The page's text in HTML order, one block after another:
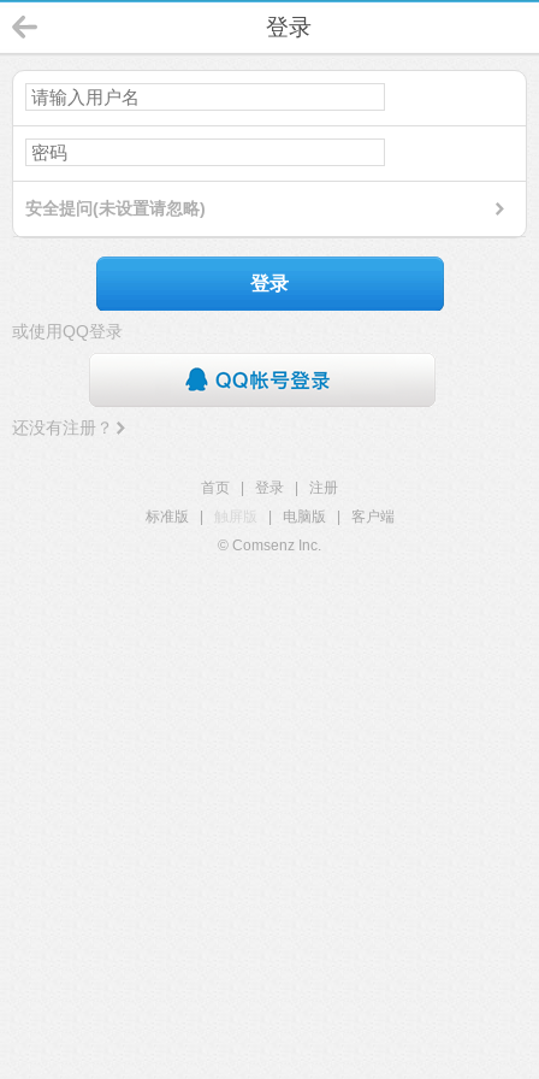
登录
安全提问(未设置请忽略)
登录
或使用QQ登录
还没有注册？
首页 登录
注册
标准版
触屏版 电脑版
客户端
© Comsenz Inc.